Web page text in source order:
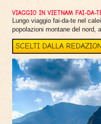
VIAGGIO IN VIETNAM FAI-DA-
Lungo viaggio fai-da-te nel
popolazioni montane del nord,
SCELTI DALLA